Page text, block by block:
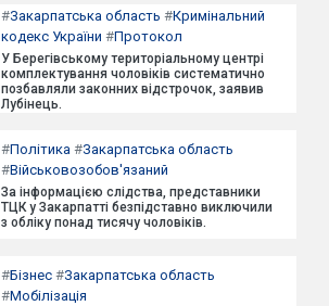
#Закарпатська область #Кримінальний
кодекс України #Протокол
У Берегівському територіальному центрі
комплектування чоловіків систематично
позбавляли законних відстрочок, заявив
Лубінець.
#Політика #Закарпатська область
#Військовозобов'язаний
За інформацією слідства, представники
ТЦК у Закарпатті безпідставно виключили
з обліку понад тисячу чоловіків.
#Бізнес #Закарпатська область
#Мобілізація